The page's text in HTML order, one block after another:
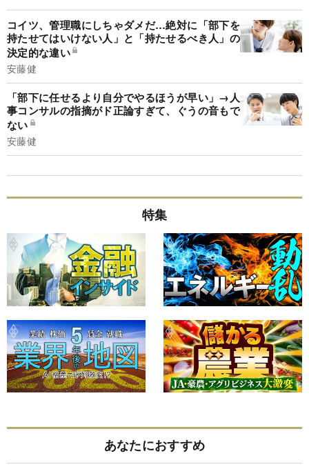
コイツ、管理職にしちゃダメだ…絶対に「部下を
持たせてはいけない人」と「持たせるべき人」の
決定的な違い
安藤健
「部下に任せるより自分でやるほうが早い」→人
事コンサルの指摘がド正論すぎて、ぐうの音もで
ない
安藤健
特集
あなたにおすすめ